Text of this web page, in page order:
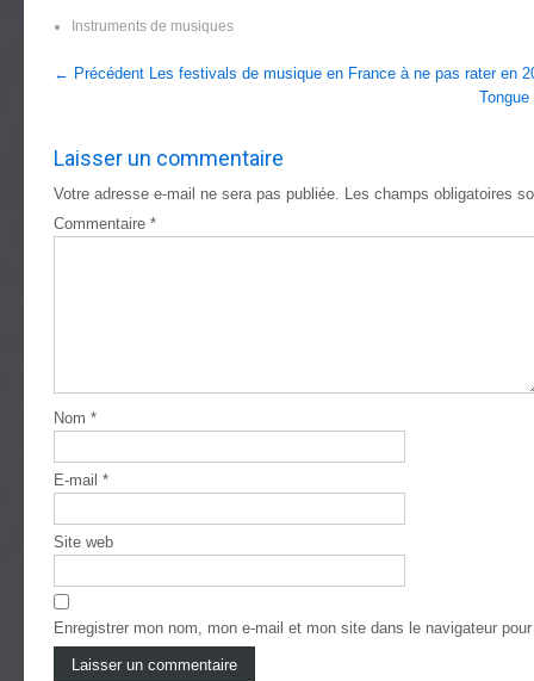
Instruments de musiques
Navigation
articles
← Précédent Les festivals de musique en France à ne pas rater en
Laisser un commentaire
Votre adresse e-mail ne sera pas publiée. Les champs obligatoires
Commentaire *
Nom *
E-mail *
Site web
Enregistrer mon nom, mon e-mail et mon site dans le navigateur